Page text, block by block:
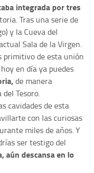
integrada por tres
Tras una serie de
y la Cueva del
Sala de la Virgen.
primitivo de esta unión
en día ya puedes
de manera
Tesoro.
cavidades de esta
con las curiosas
miles de años. Y
ser testigo del
aún descansa en lo